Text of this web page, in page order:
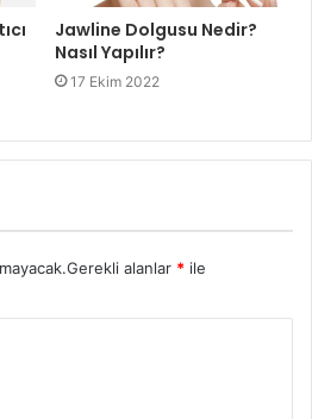
Jawline Dolgusu Nedir?
Nasıl Yapılır?
17 Ekim 2022
Gerekli alanlar * ile